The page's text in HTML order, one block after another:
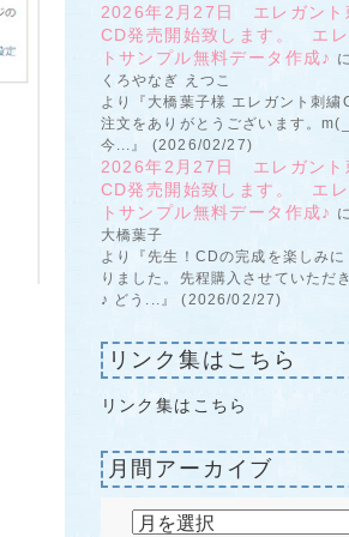
2026年2月27日 エレガント
CD発売開始致します。 エレ
トサンプル無料データ作成♪ に
くろやなぎ えつこ
より『大橋葉子様 エレガント刺繍
注文をありがとうございます。
今...』 (2026/02/27)
2026年2月27日 エレガント
CD発売開始致します。 エレ
トサンプル無料データ作成♪ に
大橋葉子
より『先生！CDの完成を楽しみに
りました。先程購入させていただ
♪ どう...』 (2026/02/27)
リンク集はこちら
リンク集はこちら
月間アーカイブ